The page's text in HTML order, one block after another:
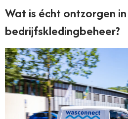
Wat is écht ontzorgen
bedrijfskledingbeheer?